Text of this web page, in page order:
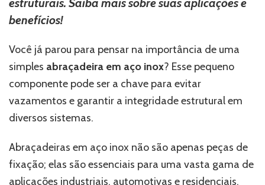
ideal
pode
vazamentos
falhas
estruturais!
benefícios!
Você já parou para pensar na importância de uma
simples abraçadeira em aço inox? Esse pequeno
componente pode ser a chave para evitar
vazamentos e garantir a integridade estrutural em
diversos sistemas.
Abraçadeiras em aço inox não são apenas peças de
fixação; elas são essenciais para uma vasta gama de
aplicações industriais, automotivas e residenciais.